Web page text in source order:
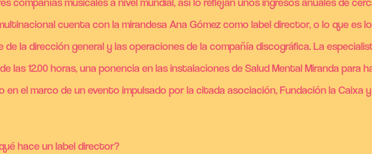
cuenta con la mirandesa Ana Gómez como label director, o lo que es
la dirección general y las operaciones de la compañía discográfica. La
las 12.00 horas, una ponencia en las instalaciones de Salud Mental Miranda para
en el marco de un evento impulsado por la citada asociación, Fundación la Caixa
hace un label director?